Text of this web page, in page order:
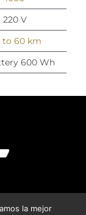
220 V
to 60 km
600 Wh
la mejor